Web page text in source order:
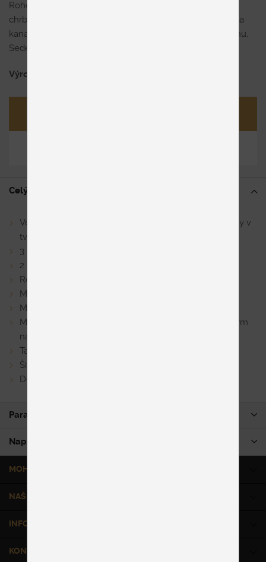
Rohová sedacia súprava tvaru L s voľne uloženými
chrbtovými vankúšmi. Skladá sa z 2,5-sedu s podrúčkou a
kanapy. Chrbty sedačky sú očalúnené v rovnakom poťahu.
Sedenie penové, výška sedu 45 cm, nohy kovové.
Výrobca
Celý popis
Veľký výber komponentov (samostatné sofy a sedačky v
tvare L v rôznych veľkostiach)
3 tuhosti sedenia
2 výšky sedenia
Rôzne prevedenia kovových nôh
Motorické prehĺbenie sedenia
Možnosť akumulátora pre bezkáblovú prevádzku
Možnosť objednať voľný operadlový vankúš s rastrovým
nastavením
Taburety v dvoch veľkostiach
Široký výber poťahových materiálov – koží a látok
Dekoračné vankúšiky v rôznych rozmeroch a tvaroch
Parametre produktu
Napíšte nám
MOHLO BY VÁS ZAUJÍMAŤ
NAŠE SLUŽBY
INFORMÁCIE
KONTAKT